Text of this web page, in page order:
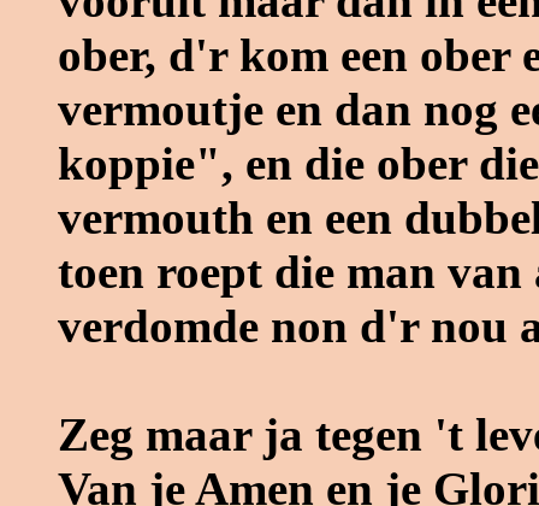
ober, d'r kom een ober
vermoutje en dan nog
koppie", en die ober
vermouth en een
toen roept die man
verdomde non d'r nou
Zeg maar ja tegen 't
Van je Amen en je